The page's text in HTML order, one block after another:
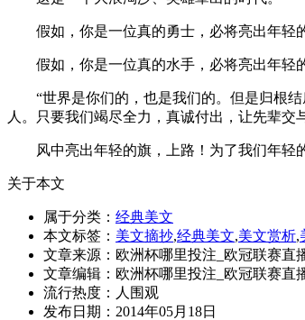
假如，你是一位真的勇士，必将亮出年轻
假如，你是一位真的水手，必将亮出年轻
“世界是你们的，也是我们的。但是归根结
人。只要我们竭尽全力，真诚付出，让先辈
风中亮出年轻的旗，上路！为了我们年轻
关于本文
属于分类： 经典美文
本文标签： 美文摘抄,经典美文,美文赏析,
文章来源：欧洲杯哪里投注_欧冠联赛直
文章编辑：欧洲杯哪里投注_欧冠联赛直
流行热度： 人围观
发布日期：2014年05月18日